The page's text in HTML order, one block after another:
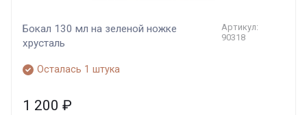
Бокал 130 мл на зеленой ножке
хрусталь
Артикул:
90318
Осталась 1 штука
1 200 ₽